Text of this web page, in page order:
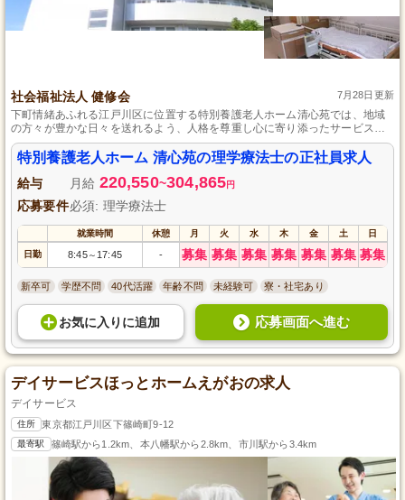
社会福祉法人 健修会 7月28日更新
下町情緒あふれる江戸川区に位置する特別養護老人ホーム清心苑では、地域
の方々が豊かな日々を送れるよう、人格を尊重し心に寄り添ったサービスを
提供しています。施設内では四季折々のイベントを開催し、アットホームな
雰囲気でスタッフと利用者がともに過ごし、勤務未経験の方でも安心して働
ける研修体制も整っています。
特別養護老人ホーム 清心苑の理学療法士の正社員求人
給与 月給 220,550~304,865円
応募要件必須: 理学療法士
就業時間 休憩 月 火 水 木 金 土 日
日勤 8:45～ 17:45 - 募集 募集 募集 募集 募集 募集 募集
新卒可 学歴不問 40代活躍 年齢不問 未経験可 寮・社宅あり
お気に入り に追加 応募画面へ進む
デイサービスほっとホームえがおの求人
デイサービス
住所 東京都江戸川区下篠崎町9-12
最寄駅 篠崎駅から1.2km、本八幡駅から2.8km、市川駅から3.4km